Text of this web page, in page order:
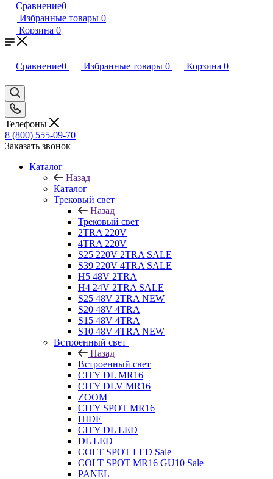
Сравнение0
Избранные товары 0
Корзина 0
Сравнение0 Избранные товары 0 Корзина 0
Телефоны
8 (800) 555-09-70
Заказать звонок
Каталог
Назад
Каталог
Трековый свет
Назад
Трековый свет
2TRA 220V
4TRA 220V
S25 220V 2TRA SALE
S39 220V 4TRA SALE
H5 48V 2TRA
H4 24V 2TRA SALE
S25 48V 2TRA NEW
S20 48V 4TRA
S15 48V 4TRA
S10 48V 4TRA NEW
Встроенный свет
Назад
Встроенный свет
CITY DL MR16
CITY DLV MR16
ZOOM
CITY SPOT MR16
HIDE
CITY DL LED
DL LED
COLT SPOT LED Sale
COLT SPOT MR16 GU10 Sale
PANEL